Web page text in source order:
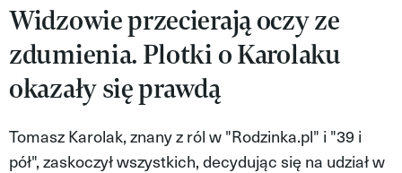
Nasze akcje
VIVA!ART
VIVA!MODA
VIVA!MAN
Widzowie przecierają oczy ze
zdumienia. Plotki o Karolaku
okazały się prawdą
Tomasz Karolak, znany z ról w "Rodzinka.pl" i "39 i
pół", zaskoczył wszystkich, decydując się na udział w